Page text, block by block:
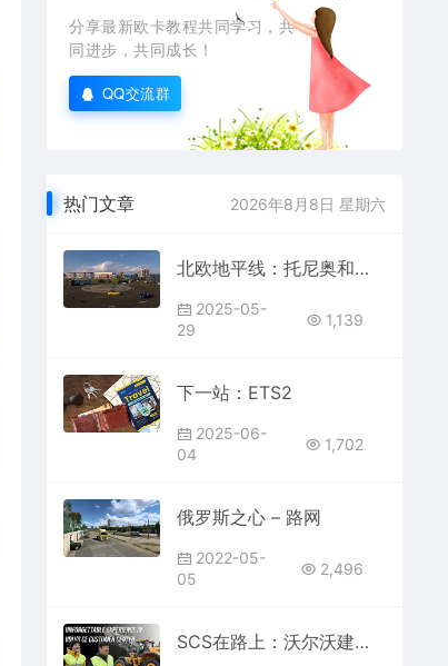
分享最新欧卡教程共同学习，共
同进步，共同成长！
QQ交流群
热门文章 2026年8月8日 星期六
北欧地平线：托尼奥和哈帕兰达
2025-05-
29
1,139
下一站：ETS2
2025-06-
04
1,702
俄罗斯之心 – 路网
2022-05-
05
2,496
SCS在路上：沃尔沃建筑设备客户中心